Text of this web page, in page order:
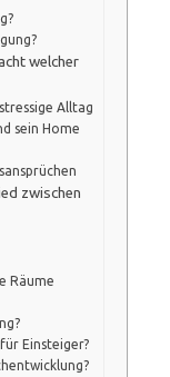
welcher
Alltag
sein Home
zwischen
Räume
Einsteiger?